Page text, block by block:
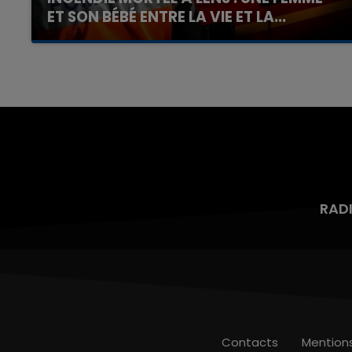
ET SON BÉBÉ ENTRE LA VIE ET LA...
Un homme s'est immolé par le feu après avoir
Contacts